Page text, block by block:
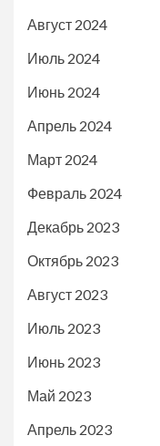
Август 2024
Июль 2024
Июнь 2024
Апрель 2024
Март 2024
Февраль 2024
Декабрь 2023
Октябрь 2023
Август 2023
Июль 2023
Июнь 2023
Май 2023
Апрель 2023